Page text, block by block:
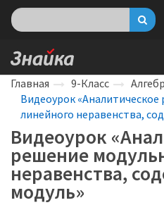
Главная 9-Класс
Видеоурок
линейного неравенства,
Видеоурок
решение
неравенства,
модуль»